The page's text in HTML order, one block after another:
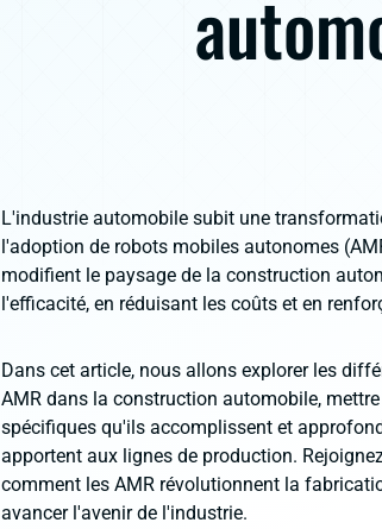
L'industrie automobile subit une
l'adoption de robots mobiles autonomes
modifient le paysage de la construction
l'efficacité, en réduisant les coûts et en
Dans cet article, nous allons explorer les
AMR dans la construction automobile,
spécifiques qu'ils accomplissent et
apportent aux lignes de production.
comment les AMR révolutionnent la
avancer l'avenir de l'industrie.